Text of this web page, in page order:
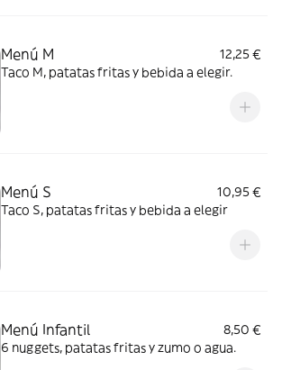
Menú M
12,25 €
Taco M, patatas fritas y bebida a elegir.
Menú S
10,95 €
Taco S, patatas fritas y bebida a elegir
Menú Infantil
8,50 €
6 nuggets, patatas fritas y zumo o agua.